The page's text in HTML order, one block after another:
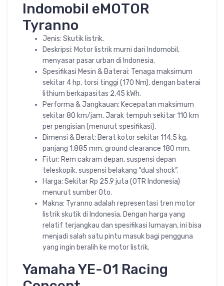
Indomobil eMOTOR
Tyranno
Jenis: Skutik listrik.
Deskripsi: Motor listrik murni dari Indomobil,
menyasar pasar urban di Indonesia.
Spesifikasi Mesin & Baterai: Tenaga maksimum
sekitar 4 hp, torsi tinggi (170 Nm), dengan baterai
lithium berkapasitas 2,45 kWh.
Performa & Jangkauan: Kecepatan maksimum
sekitar 80 km/jam. Jarak tempuh sekitar 110 km
per pengisian (menurut spesifikasi).
Dimensi & Berat: Berat kotor sekitar 114,5 kg,
panjang 1.885 mm, ground clearance 180 mm.
Fitur: Rem cakram depan, suspensi depan
teleskopik, suspensi belakang “dual shock”.
Harga: Sekitar Rp 25,9 juta (OTR Indonesia)
menurut sumber Oto.
Makna: Tyranno adalah representasi tren motor
listrik skutik di Indonesia. Dengan harga yang
relatif terjangkau dan spesifikasi lumayan, ini bisa
menjadi salah satu pintu masuk bagi pengguna
yang ingin beralih ke motor listrik.
Yamaha YE-01 Racing